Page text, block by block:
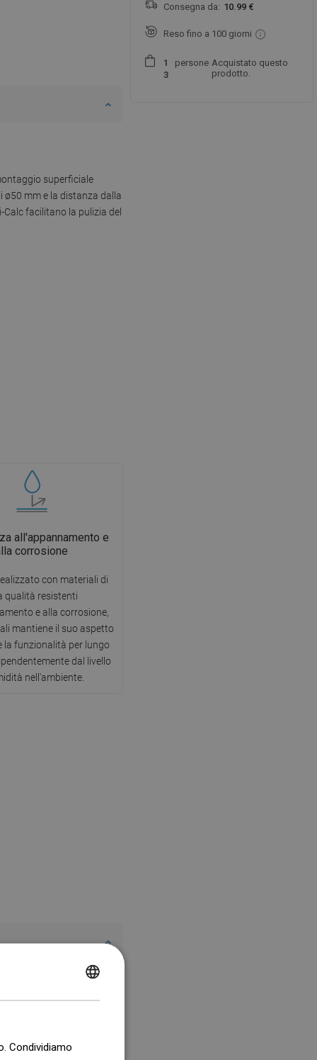
superficiale
ø50 mm e la distanza dalla
facilitano la pulizia del
all'appannamento e
corrosione
con materiali di
qualità resistenti
e alla corrosione,
mantiene il suo aspetto
la funzionalità per lungo
dal livello
nell'ambiente.
Consegna da: 10.99 €
Reso fino a 100 giorni
1
3
persone Acquistato questo
prodotto.
Condividiamo